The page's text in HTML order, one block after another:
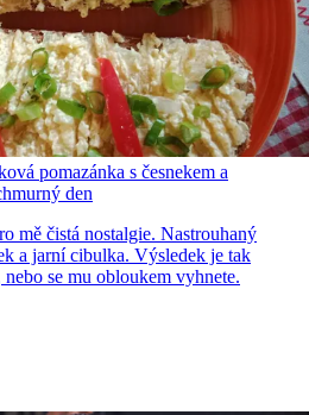
pomazánka s česnekem a
den
mě čistá nostalgie. Nastrouhaný
a jarní cibulka. Výsledek je tak
se mu obloukem vyhnete.